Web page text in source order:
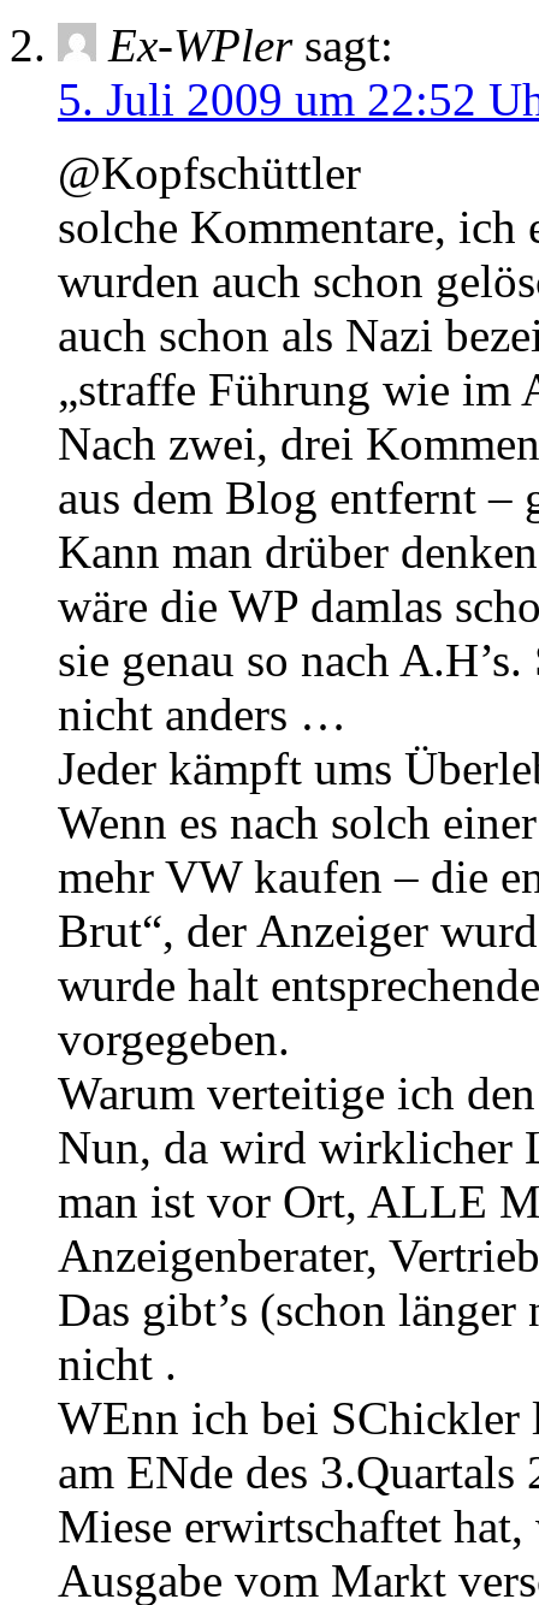
Ex-WPler sagt:
5. Juli 2009 um 22:52
@Kopfschüttler
solche Kommentare, ich
wurden auch schon
auch schon als Nazi
„straffe Führung wie
Nach zwei, drei
aus dem Blog entfernt
Kann man drüber
wäre die WP damlas
sie genau so nach
nicht anders …
Jeder kämpft ums
Wenn es nach solch
mehr VW kaufen – die
Brut“, der Anzeiger
wurde halt
vorgegeben.
Warum verteitige ich
Nun, da wird wirklicher
man ist vor Ort, ALLE
Anzeigenberater,
Das gibt’s (schon
nicht .
WEnn ich bei SChickler
am ENde des
Miese erwirtschaftet
Ausgabe vom Markt